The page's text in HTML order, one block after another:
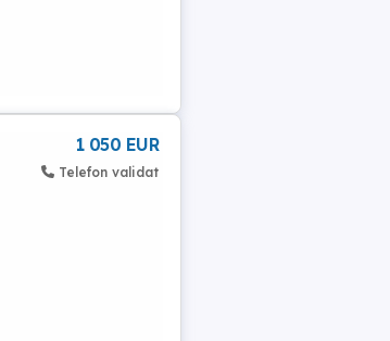
1 050 EUR
Telefon validat